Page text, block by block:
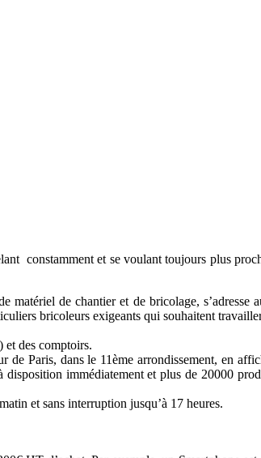
constamment et se voulant toujours plus
de chantier et de bricolage, s’adresse
bricoleurs exigeants qui souhaitent
et des comptoirs.
Paris, dans le 11ème arrondissement, en
immédiatement et plus de 20000
et sans interruption jusqu’à 17 heures.